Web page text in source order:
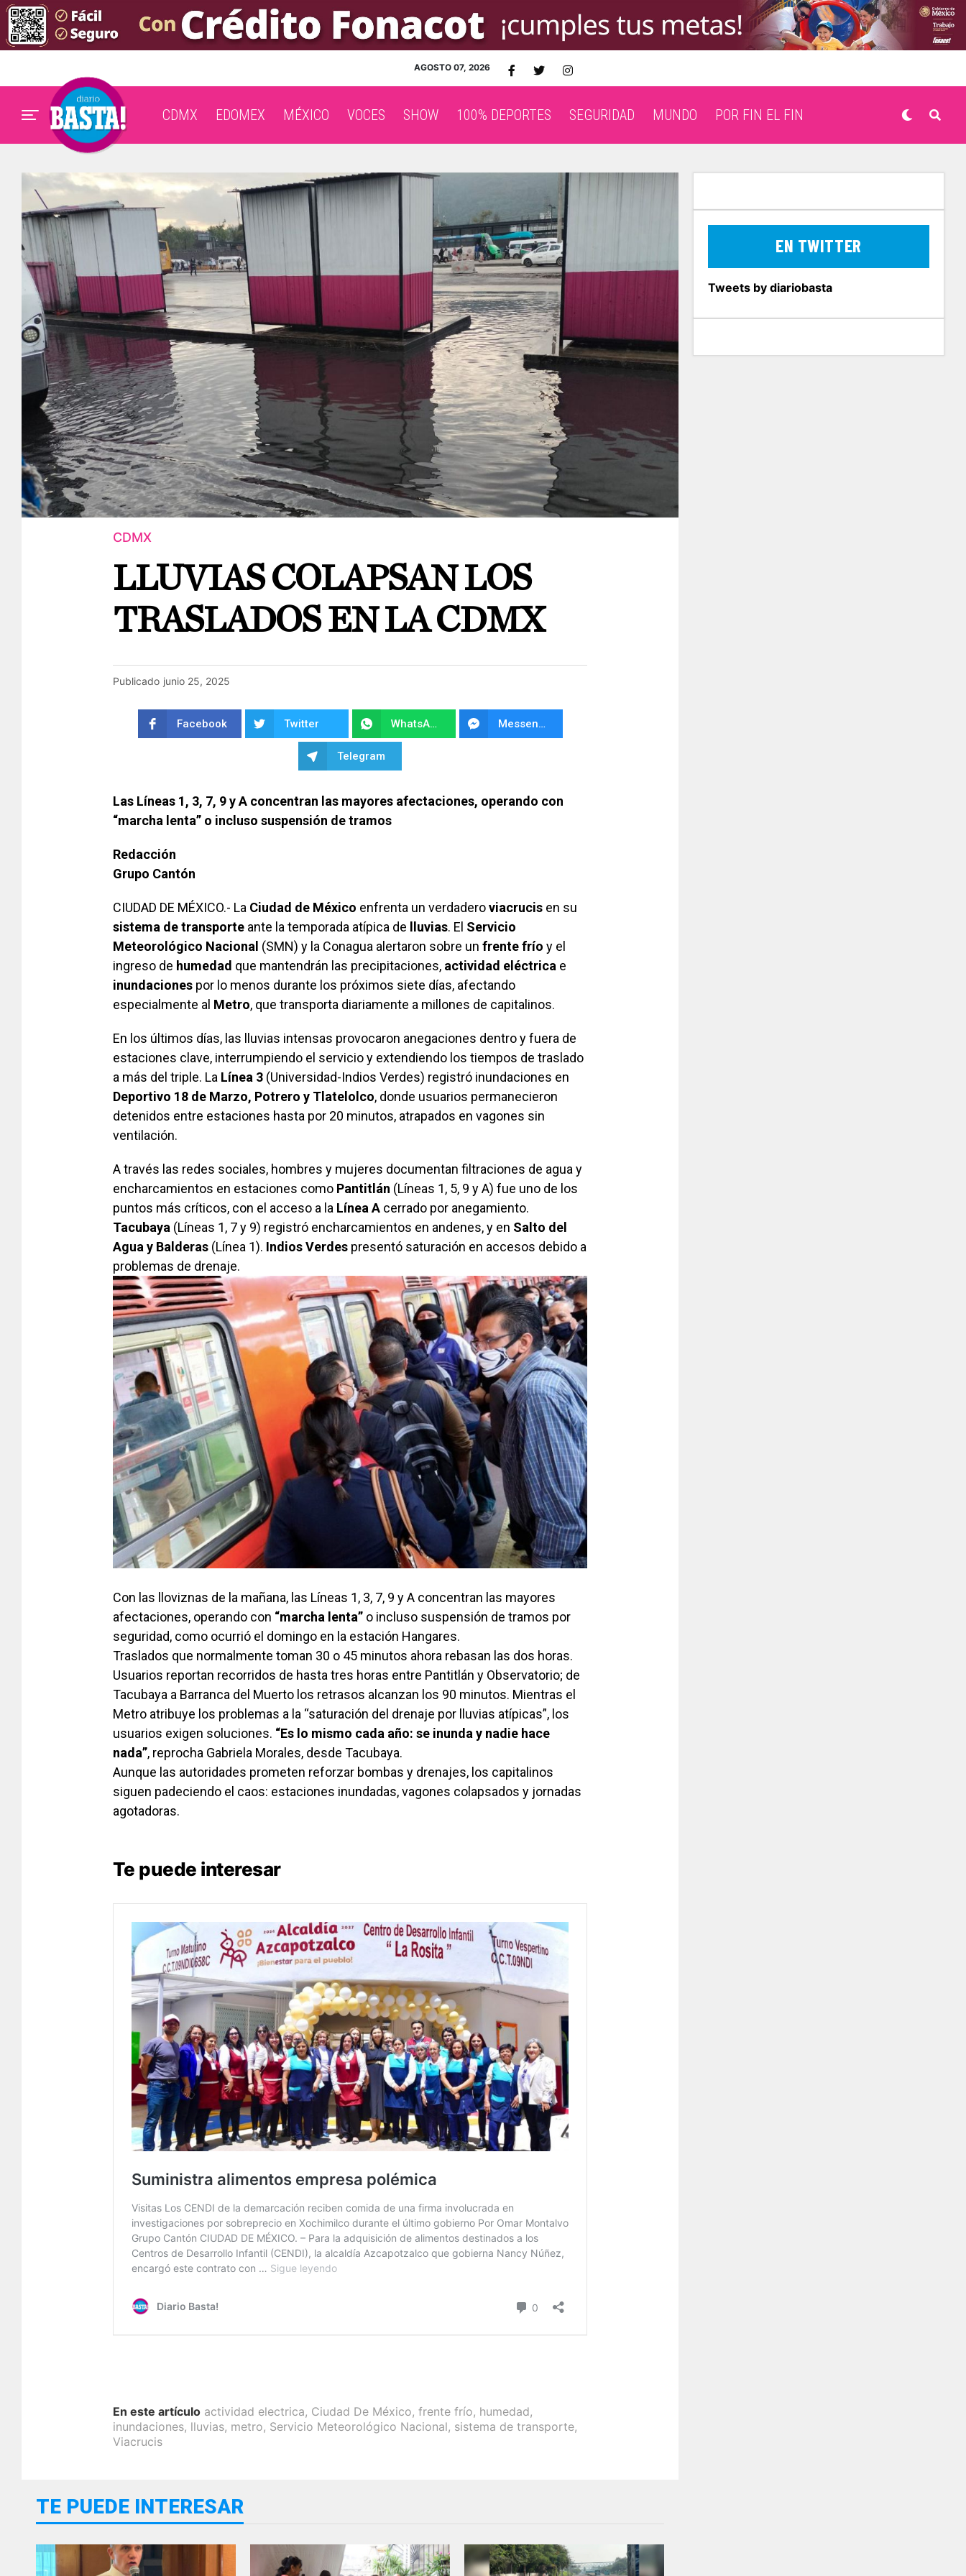
AGOSTO 07, 2026
CDMX EDOMEX MÉXICO VOCES SHOW 100% DEPORTES SEGURIDAD MUNDO POR FIN EL FIN
CDMX
LLUVIAS COLAPSAN LOS
TRASLADOS EN LA CDMX
Publicado junio 25, 2025
Facebook Twitter WhatsApp Messenger
Telegram
Las Líneas 1, 3, 7, 9 y A concentran las mayores afectaciones, operando con
“marcha lenta” o incluso suspensión de tramos
Redacción
Grupo Cantón
CIUDAD DE MÉXICO.- La Ciudad de México enfrenta un verdaderoviacrucis en su
sistema de transporte ante la temporada atípica de lluvias. El Servicio
Meteorológico Nacional (SMN) y la Conagua alertaron sobre un frente frío y el
ingreso de humedad que mantendrán las precipitaciones, actividad eléctrica e
inundaciones por lo menos durante los próximos siete días, afectando
especialmente al Metro, que transporta diariamente a millones de capitalinos.
En los últimos días, las lluvias intensas provocaron anegaciones dentro y fuera de
estaciones clave, interrumpiendo el servicio y extendiendo los tiempos de traslado
a más del triple. La Línea 3 (Universidad-Indios Verdes) registró inundaciones en
Deportivo 18 de Marzo, Potrero y Tlatelolco, donde usuarios permanecieron
detenidos entre estaciones hasta por 20 minutos, atrapados en vagones sin
ventilación.
A través las redes sociales, hombres y mujeres documentan filtraciones de agua y
encharcamientos en estaciones como Pantitlán (Líneas 1, 5, 9 y A) fue uno de los
puntos más críticos, con el acceso a la Línea A cerrado por anegamiento.
Tacubaya (Líneas 1, 7 y 9) registró encharcamientos en andenes, y en Salto del
Agua y Balderas (Línea 1). Indios Verdes presentó saturación en accesos debido a
problemas de drenaje.
Con las lloviznas de la mañana, las Líneas 1, 3, 7, 9 y A concentran las mayores
afectaciones, operando con “marcha lenta” o incluso suspensión de tramos por
seguridad, como ocurrió el domingo en la estación Hangares.
Traslados que normalmente toman 30 o 45 minutos ahora rebasan las dos horas.
Usuarios reportan recorridos de hasta tres horas entre Pantitlán y Observatorio; de
Tacubaya a Barranca del Muerto los retrasos alcanzan los 90 minutos. Mientras el
Metro atribuye los problemas a la “saturación del drenaje por lluvias atípicas”, los
usuarios exigen soluciones. “Es lo mismo cada año: se inunda y nadie hace
nada”, reprocha Gabriela Morales, desde Tacubaya.
Aunque las autoridades prometen reforzar bombas y drenajes, los capitalinos
siguen padeciendo el caos: estaciones inundadas, vagones colapsados y jornadas
agotadoras.
Te puede interesar
En este artículo actividad electrica, Ciudad De México, frente frío, humedad,
inundaciones, lluvias, metro, Servicio Meteorológico Nacional, sistema de transporte,
Viacrucis
TE PUEDE INTERESAR
EN TWITTER
Tweets by diariobasta